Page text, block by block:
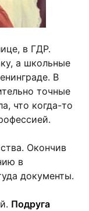
в ГДР.
а школьные
В
точные
что когда-то
Окончив
в
документы.
Подруга